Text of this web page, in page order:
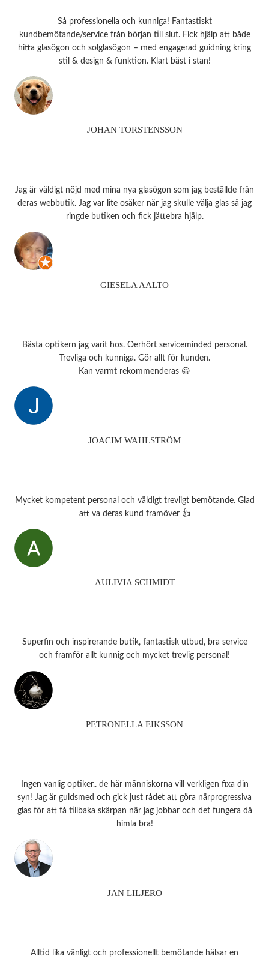
Så professionella och kunniga! Fantastiskt
kundbemötande/service från början till slut. Fick hjälp att både
hitta glasögon och solglasögon – med engagerad guidning kring
stil & design & funktion. Klart bäst i stan!
JOHAN TORSTENSSON
Jag är väldigt nöjd med mina nya glasögon som jag beställde från
deras webbutik. Jag var lite osäker när jag skulle välja glas så jag
ringde butiken och fick jättebra hjälp.
GIESELA AALTO
Bästa optikern jag varit hos. Oerhört serviceminded personal.
Trevliga och kunniga. Gör allt för kunden.
Kan varmt rekommenderas 😀
JOACIM WAHLSTRÖM
Mycket kompetent personal och väldigt trevligt bemötande. Glad
att va deras kund framöver 👍
AULIVIA SCHMIDT
Superfin och inspirerande butik, fantastisk utbud, bra service
och framför allt kunnig och mycket trevlig personal!
PETRONELLA EIKSSON
Ingen vanlig optiker.. de här människorna vill verkligen fixa din
syn! Jag är guldsmed och gick just rådet att göra närprogressiva
glas för att få tillbaka skärpan när jag jobbar och det fungera då
himla bra!
JAN LILJERO
Alltid lika vänligt och professionellt bemötande hälsar en